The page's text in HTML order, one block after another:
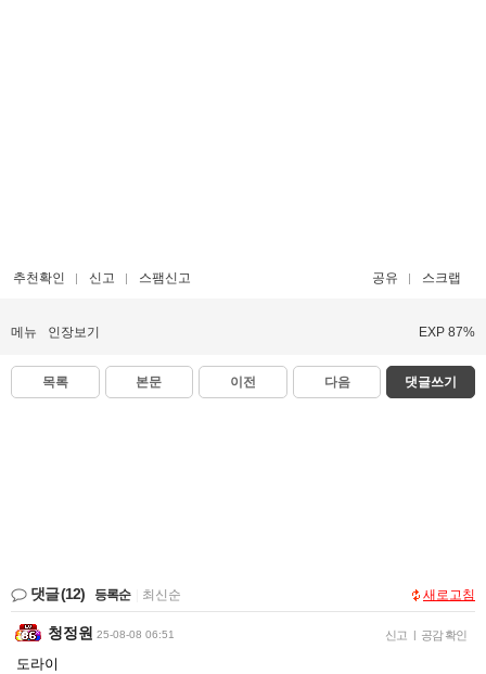
추천확인 신고 스팸신고 공유 스크랩
메뉴 인장보기 EXP 87%
목록 본문 이전 다음 댓글쓰기
댓글(12) 등록순 최신순 새로고침
청정원 25-08-08 06:51 신고 | 공감 확인
도라이